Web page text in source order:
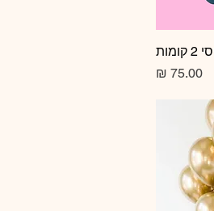
מחיר